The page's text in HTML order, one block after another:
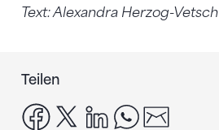
Text: Alexandra Herzog-Vetsch
Teilen
facebook
x linkedinwhatsapp